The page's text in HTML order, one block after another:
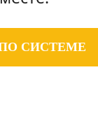
СИСТЕМЕ